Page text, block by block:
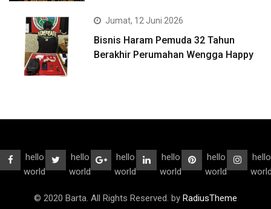
Jumat, 12 Juni 2026
Bisnis Haram Pemuda 32 Tahun
Berakhir Perumahan Wengga Happy
hello
world
hello
world
hello
world
hello
world
hello
world
hello
© 2020 Barta. All Rights Reserved. by RadiusTheme